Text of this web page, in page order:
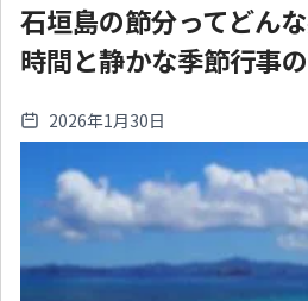
石垣島の節分ってどん
時間と静かな季節行事
2026年1月30日